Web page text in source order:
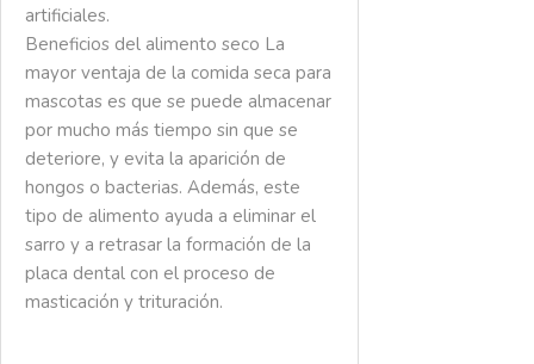
artificiales.
Beneficios del alimento seco La
mayor ventaja de la comida seca para
mascotas es que se puede almacenar
por mucho más tiempo sin que se
deteriore, y evita la aparición de
hongos o bacterias. Además, este
tipo de alimento ayuda a eliminar el
sarro y a retrasar la formación de la
placa dental con el proceso de
masticación y trituración.